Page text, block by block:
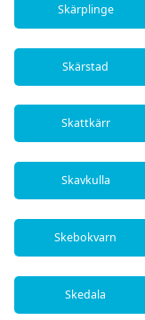
Skärplinge
Skärstad
Skattkärr
Skavkulla
Skebokvarn
Skedala